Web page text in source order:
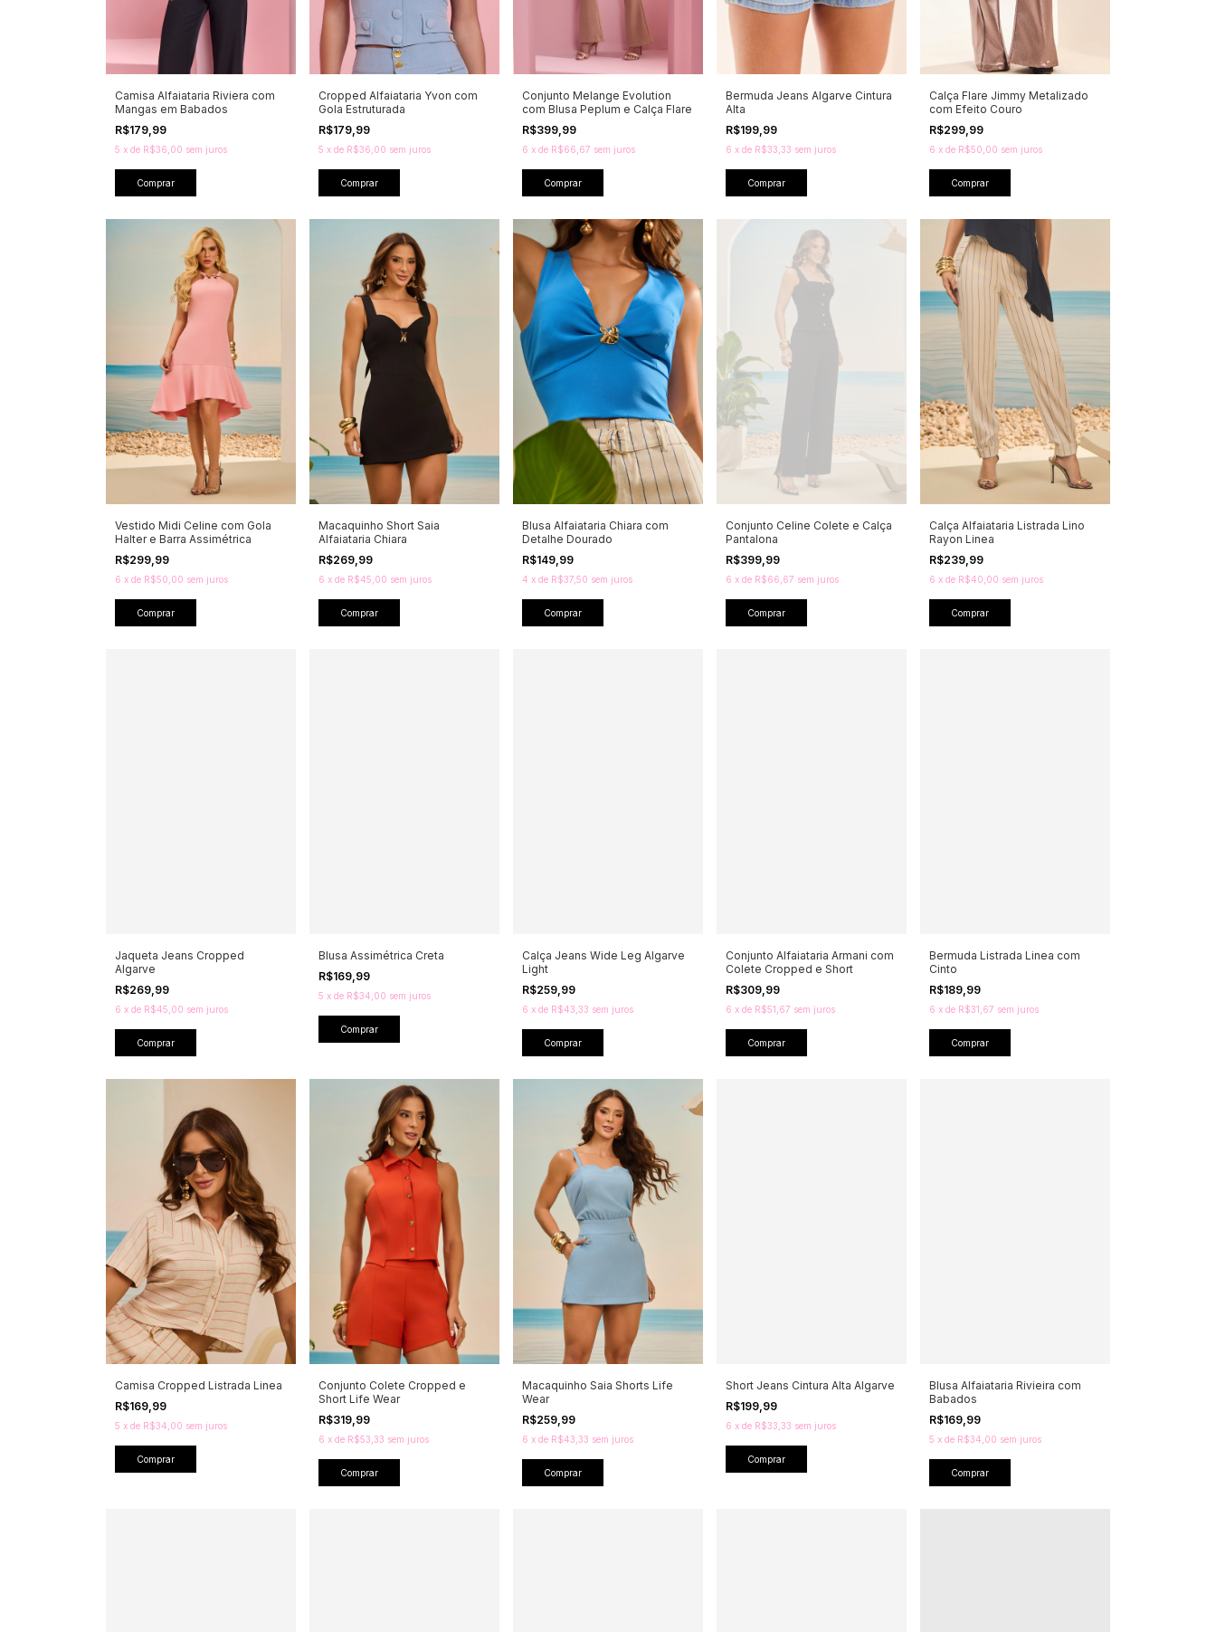
Camisa Alfaiataria Riviera com
Mangas em Babados
R$179,99
5 x de R$36,00 sem juros
Comprar
Cropped Alfaiataria Yvon com
Gola Estruturada
R$179,99
5 x de R$36,00 sem juros
Comprar
Conjunto Melange Evolution
com Blusa Peplum e Calça Flare
R$399,99
6 x de R$66,67 sem juros
Comprar
Bermuda Jeans Algarve Cintura
Alta
R$199,99
6 x de R$33,33 sem juros
Comprar
Calça Flare Jimmy Metalizado
com Efeito Couro
R$299,99
6 x de R$50,00 sem juros
Comprar
Vestido Midi Celine com Gola
Halter e Barra Assimétrica
R$299,99
6 x de R$50,00 sem juros
Comprar
Macaquinho Short Saia
Alfaiataria Chiara
R$269,99
6 x de R$45,00 sem juros
Comprar
Blusa Alfaiataria Chiara com
Detalhe Dourado
R$149,99
4 x de R$37,50 sem juros
Comprar
Conjunto Celine Colete e Calça
Pantalona
R$399,99
6 x de R$66,67 sem juros
Comprar
Calça Alfaiataria Listrada Lino
Rayon Linea
R$239,99
6 x de R$40,00 sem juros
Comprar
Jaqueta Jeans Cropped
Algarve
R$269,99
6 x de R$45,00 sem juros
Comprar
Blusa Assimétrica Creta
R$169,99
5 x de R$34,00 sem juros
Comprar
Calça Jeans Wide Leg Algarve
Light
R$259,99
6 x de R$43,33 sem juros
Comprar
Conjunto Alfaiataria Armani com
Colete Cropped e Short
R$309,99
6 x de R$51,67 sem juros
Comprar
Bermuda Listrada Linea com
Cinto
R$189,99
6 x de R$31,67 sem juros
Comprar
Camisa Cropped Listrada Linea
R$169,99
5 x de R$34,00 sem juros
Comprar
Conjunto Colete Cropped e
Short Life Wear
R$319,99
6 x de R$53,33 sem juros
Comprar
Macaquinho Saia Shorts Life
Wear
R$259,99
6 x de R$43,33 sem juros
Comprar
Short Jeans Cintura Alta Algarve
R$199,99
6 x de R$33,33 sem juros
Comprar
Blusa Alfaiataria Rivieira com
Babados
R$169,99
5 x de R$34,00 sem juros
Comprar